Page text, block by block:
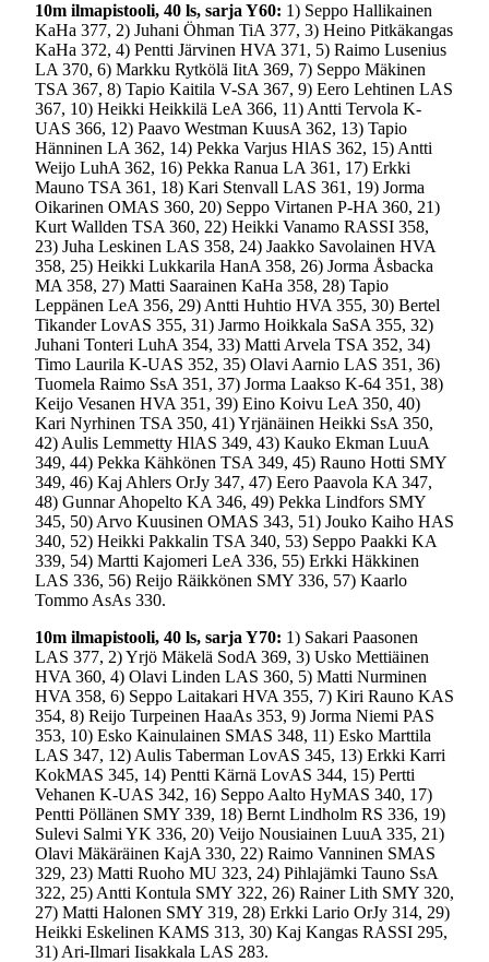
10m ilmapistooli, 40 ls, sarja Y60: 1) Seppo Hallikainen
KaHa 377, 2) Juhani Öhman TiA 377, 3) Heino Pitkäkangas
KaHa 372, 4) Pentti Järvinen HVA 371, 5) Raimo Lusenius
LA 370, 6) Markku Rytkölä IitA 369, 7) Seppo Mäkinen
TSA 367, 8) Tapio Kaitila V-SA 367, 9) Eero Lehtinen LAS
367, 10) Heikki Heikkilä LeA 366, 11) Antti Tervola K-
UAS 366, 12) Paavo Westman KuusA 362, 13) Tapio
Hänninen LA 362, 14) Pekka Varjus HlAS 362, 15) Antti
Weijo LuhA 362, 16) Pekka Ranua LA 361, 17) Erkki
Mauno TSA 361, 18) Kari Stenvall LAS 361, 19) Jorma
Oikarinen OMAS 360, 20) Seppo Virtanen P-HA 360, 21)
Kurt Wallden TSA 360, 22) Heikki Vanamo RASSI 358,
23) Juha Leskinen LAS 358, 24) Jaakko Savolainen HVA
358, 25) Heikki Lukkarila HanA 358, 26) Jorma Åsbacka
MA 358, 27) Matti Saarainen KaHa 358, 28) Tapio
Leppänen LeA 356, 29) Antti Huhtio HVA 355, 30) Bertel
Tikander LovAS 355, 31) Jarmo Hoikkala SaSA 355, 32)
Juhani Tonteri LuhA 354, 33) Matti Arvela TSA 352, 34)
Timo Laurila K-UAS 352, 35) Olavi Aarnio LAS 351, 36)
Tuomela Raimo SsA 351, 37) Jorma Laakso K-64 351, 38)
Keijo Vesanen HVA 351, 39) Eino Koivu LeA 350, 40)
Kari Nyrhinen TSA 350, 41) Yrjänäinen Heikki SsA 350,
42) Aulis Lemmetty HlAS 349, 43) Kauko Ekman LuuA
349, 44) Pekka Kähkönen TSA 349, 45) Rauno Hotti SMY
349, 46) Kaj Ahlers OrJy 347, 47) Eero Paavola KA 347,
48) Gunnar Ahopelto KA 346, 49) Pekka Lindfors SMY
345, 50) Arvo Kuusinen OMAS 343, 51) Jouko Kaiho HAS
340, 52) Heikki Pakkalin TSA 340, 53) Seppo Paakki KA
339, 54) Martti Kajomeri LeA 336, 55) Erkki Häkkinen
LAS 336, 56) Reijo Räikkönen SMY 336, 57) Kaarlo
Tommo AsAs 330.
10m ilmapistooli, 40 ls, sarja Y70: 1) Sakari Paasonen
LAS 377, 2) Yrjö Mäkelä SodA 369, 3) Usko Mettiäinen
HVA 360, 4) Olavi Linden LAS 360, 5) Matti Nurminen
HVA 358, 6) Seppo Laitakari HVA 355, 7) Kiri Rauno KAS
354, 8) Reijo Turpeinen HaaAs 353, 9) Jorma Niemi PAS
353, 10) Esko Kainulainen SMAS 348, 11) Esko Marttila
LAS 347, 12) Aulis Taberman LovAS 345, 13) Erkki Karri
KokMAS 345, 14) Pentti Kärnä LovAS 344, 15) Pertti
Vehanen K-UAS 342, 16) Seppo Aalto HyMAS 340, 17)
Pentti Pöllänen SMY 339, 18) Bernt Lindholm RS 336, 19)
Sulevi Salmi YK 336, 20) Veijo Nousiainen LuuA 335, 21)
Olavi Mäkäräinen KajA 330, 22) Raimo Vanninen SMAS
329, 23) Matti Ruoho MU 323, 24) Pihlajämki Tauno SsA
322, 25) Antti Kontula SMY 322, 26) Rainer Lith SMY 320,
27) Matti Halonen SMY 319, 28) Erkki Lario OrJy 314, 29)
Heikki Eskelinen KAMS 313, 30) Kaj Kangas RASSI 295,
31) Ari-Ilmari Iisakkala LAS 283.